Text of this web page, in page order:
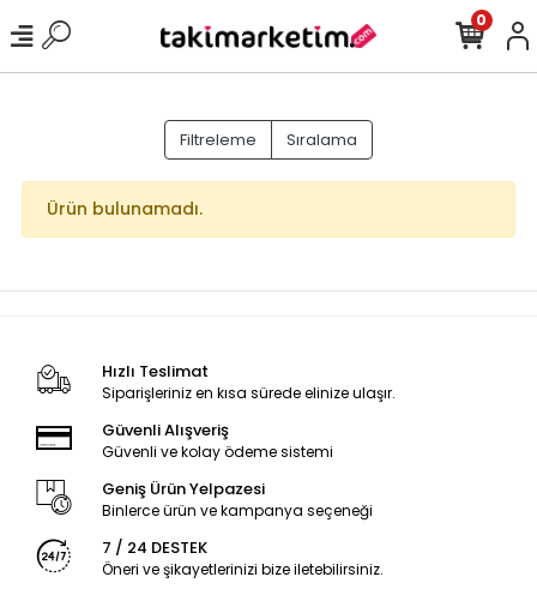
0
Filtreleme Sıralama
Ürün bulunamadı.
Hızlı Teslimat
Siparişleriniz en kısa sürede elinize ulaşır.
Güvenli Alışveriş
Güvenli ve kolay ödeme sistemi
Geniş Ürün Yelpazesi
Binlerce ürün ve kampanya seçeneği
7 / 24 DESTEK
Öneri ve şikayetlerinizi bize iletebilirsiniz.